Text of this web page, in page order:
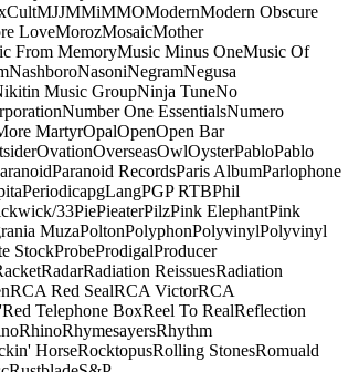
MJJMMiMMOModernModern Obscure
LoveMorozMosaicMother
From MemoryMusic Minus OneMusic Of
NashboroNasoniNegramNegusa
Music GroupNinja TuneNo
Number One EssentialsNumero
MartyrOpalOpenOpen Bar
OvationOverseasOwlOysterPabloPablo
Paranoid RecordsParis AlbumParlophone
PeriodicapgLangPGP RTBPhil
33PiePieaterPilzPink ElephantPink
MuzaPoltonPolyphonPolyvinylPolyvinyl
StockProbeProdigalProducer
RadarRadiation ReissuesRadiation
RCA Red SealRCA VictorRCA
Red Telephone BoxReel To RealReflection
RhinoRhymesayersRhythm
HorseRocktopusRolling StonesRomuald